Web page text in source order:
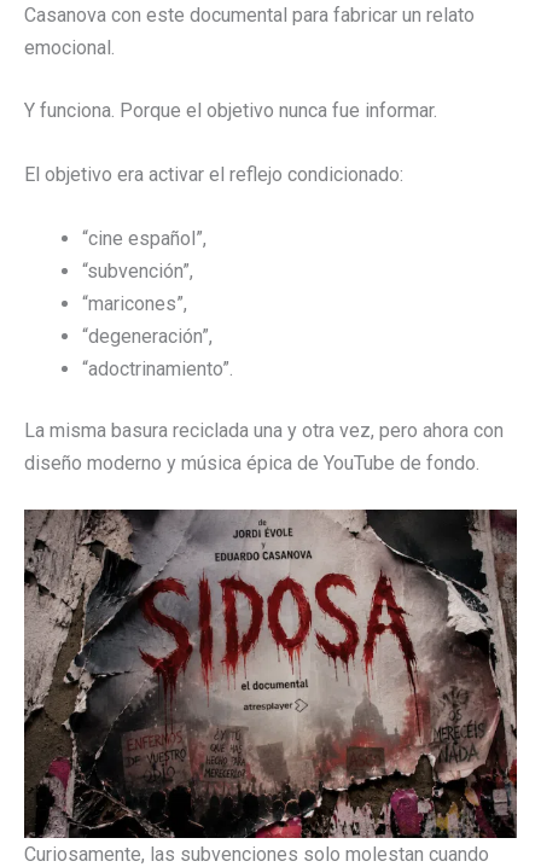
Casanova con este documental para fabricar un relato
emocional.
Y funciona. Porque el objetivo nunca fue informar.
El objetivo era activar el reflejo condicionado:
“cine español”,
“subvención”,
“maricones”,
“degeneración”,
“adoctrinamiento”.
La misma basura reciclada una y otra vez, pero ahora con
diseño moderno y música épica de YouTube de fondo.
Curiosamente, las subvenciones solo molestan cuando